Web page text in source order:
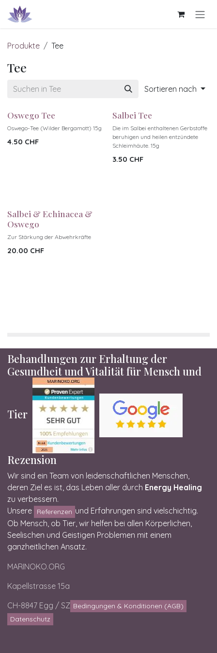
Zum Inhalt springen
Produkte Tee
Tee
Sortieren nach
Oswego Tee
Oswego-Tee (Wilder Bergamott) 15g
4.50 CHF
Salbei Tee
Die im Salbei enthaltenen Gerbstoffe
beruhigen und heilen entzündete
Schleimhäute. 15g
3.50 CHF
Salbei & Echinacea &
Oswego
Zur Stärkung der Abwehrkräfte
20.00 CHF
Behandlungen zur Erhaltung der
Gesundheit und Vitalität für Mensch und
Tier
Rezension
Wir sind ein Team von leidenschaftlichen Menschen,
deren Ziel es ist, das Leben aller durch Energy Healing
zu verbessern.
Unsere
Referenzen und Erfahrungen sind vielschichtig.
Ob Mensch, ob Tier, wir helfen bei allen Körperlichen,
Seelischen und Geistigen Problemen mit einem
ganzheitlichen Ansatz.
MARINOKO.ORG
Kapellstrasse 15a
CH-8847 Egg / SZ Bedingungen & Konditionen (AGB)
Datenschutz